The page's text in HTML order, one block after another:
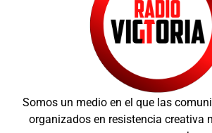
Somos un medio en el que las
organizados en resistencia creativa